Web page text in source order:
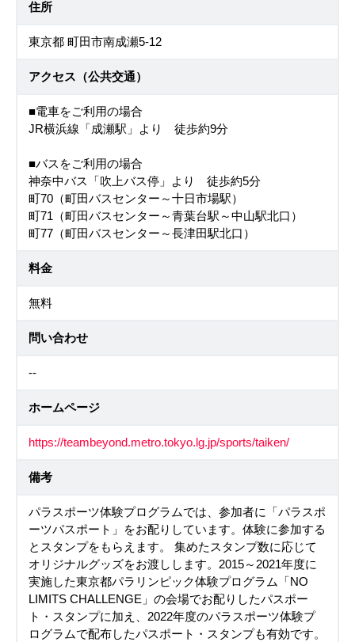
住所
東京都 町田市南成瀬5-12
アクセス（公共交通）
■電車をご利用の場合
JR横浜線「成瀬駅」より 徒歩約9分
■バスをご利用の場合
神奈中バス「吹上バス停」より 徒歩約5分
町70（町田バスセンター～十日市場駅）
町71（町田バスセンター～青葉台駅～中山駅北口）
町77（町田バスセンター～長津田駅北口）
料金
無料
問い合わせ
--
ホームページ
https://teambeyond.metro.tokyo.lg.jp/sports/taiken/
備考
パラスポーツ体験プログラムでは、参加者に「パラスポ
ーツパスポート」をお配りしています。体験に参加する
とスタンプをもらえます。 集めたスタンプ数に応じて
オリジナルグッズをお渡しします。2015～2021年度に
実施した東京都パラリンピック体験プログラム「NO
LIMITS CHALLENGE」の会場でお配りしたパスポー
ト・スタンプに加え、2022年度のパラスポーツ体験プ
ログラムで配布したパスポート・スタンプも有効です。